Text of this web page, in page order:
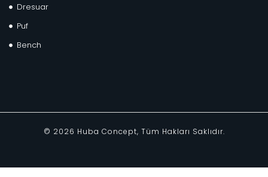
Dresuar
Puf
Bench
© 2026 Huba Concept, Tüm Hakları Saklıdır.